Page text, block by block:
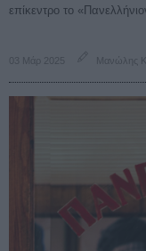
επίκεντρο το
03 Μάρ 2025 Μανώλης